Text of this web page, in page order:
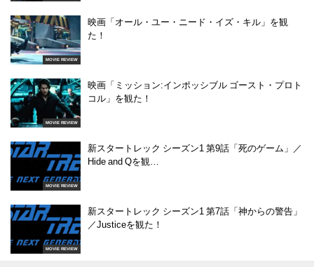
MOVIE REVIEW
映画「オール・ユー・ニード・イズ・キル」を観
た！
MOVIE REVIEW
映画「ミッション:インポッシブル ゴースト・プロト
コル」を観た！
MOVIE REVIEW
新スタートレック シーズン1 第9話「死のゲーム」／
Hide and Qを観…
MOVIE REVIEW
新スタートレック シーズン1 第7話「神からの警告」
／Justiceを観た！